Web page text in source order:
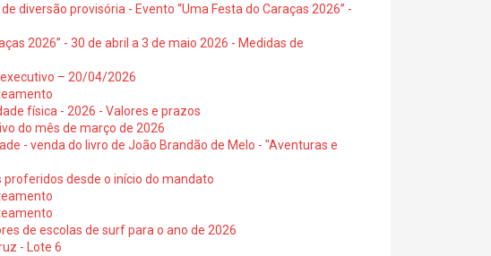
diversão provisória - Evento “Uma Festa do Caraças 2026” -
2026” - 30 de abril a 3 de maio 2026 - Medidas de
– 20/04/2026
física - 2026 - Valores e prazos
do mês de março de 2026
- venda do livro de João Brandão de Melo - "Aventuras e
proferidos desde o início do mandato
de escolas de surf para o ano de 2026
- Lote 6